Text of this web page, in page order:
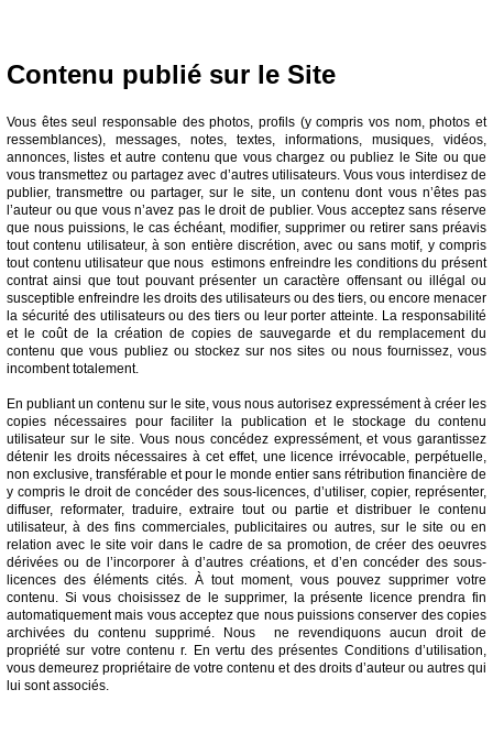
Contenu publié sur le Site
Vous êtes seul responsable des photos, profils (y compris vos nom, photos et
ressemblances), messages, notes, textes, informations, musiques, vidéos,
annonces, listes et autre contenu que vous chargez ou publiez le Site ou que
vous transmettez ou partagez avec d’autres utilisateurs. Vous vous interdisez de
publier, transmettre ou partager, sur le site, un contenu dont vous n’êtes pas
l’auteur ou que vous n’avez pas le droit de publier. Vous acceptez sans réserve
que nous puissions, le cas échéant, modifier, supprimer ou retirer sans préavis
tout contenu utilisateur, à son entière discrétion, avec ou sans motif, y compris
tout contenu utilisateur que nous estimons enfreindre les conditions du présent
contrat ainsi que tout pouvant présenter un caractère offensant ou illégal ou
susceptible enfreindre les droits des utilisateurs ou des tiers, ou encore menacer
la sécurité des utilisateurs ou des tiers ou leur porter atteinte. La responsabilité
et le coût de la création de copies de sauvegarde et du remplacement du
contenu que vous publiez ou stockez sur nos sites ou nous fournissez, vous
incombent totalement.
En publiant un contenu sur le site, vous nous autorisez expressément à créer les
copies nécessaires pour faciliter la publication et le stockage du contenu
utilisateur sur le site. Vous nous concédez expressément, et vous garantissez
détenir les droits nécessaires à cet effet, une licence irrévocable, perpétuelle,
non exclusive, transférable et pour le monde entier sans rétribution financière de
y compris le droit de concéder des sous-licences, d’utiliser, copier, représenter,
diffuser, reformater, traduire, extraire tout ou partie et distribuer le contenu
utilisateur, à des fins commerciales, publicitaires ou autres, sur le site ou en
relation avec le site voir dans le cadre de sa promotion, de créer des oeuvres
dérivées ou de l’incorporer à d’autres créations, et d’en concéder des sous-
licences des éléments cités. À tout moment, vous pouvez supprimer votre
contenu. Si vous choisissez de le supprimer, la présente licence prendra fin
automatiquement mais vous acceptez que nous puissions conserver des copies
archivées du contenu supprimé. Nous ne revendiquons aucun droit de
propriété sur votre contenu r. En vertu des présentes Conditions d’utilisation,
vous demeurez propriétaire de votre contenu et des droits d’auteur ou autres qui
lui sont associés.